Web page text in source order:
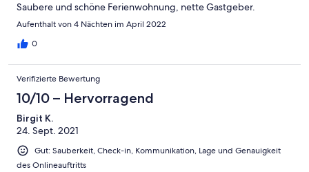
Saubere und schöne Ferienwohnung, nette Gastgeber.
Aufenthalt von 4 Nächten im April 2022
0
Verifizierte Bewertung
10/10 – Hervorragend
Birgit K.
24. Sept. 2021
Gut: Sauberkeit, Check-in, Kommunikation, Lage und Genauigkeit
des Onlineauftritts